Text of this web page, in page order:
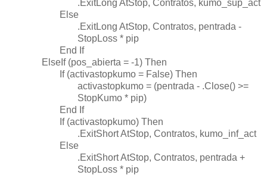
.ExitLong AtStop, Contratos, kumo_sup_act
Else
.ExitLong AtStop, Contratos, pentrada -
StopLoss * pip
End If
ElseIf (pos_abierta = -1) Then
If (activastopkumo = False) Then
activastopkumo = (pentrada - .Close() >=
StopKumo * pip)
End If
If (activastopkumo) Then
.ExitShort AtStop, Contratos, kumo_inf_act
Else
.ExitShort AtStop, Contratos, pentrada +
StopLoss * pip